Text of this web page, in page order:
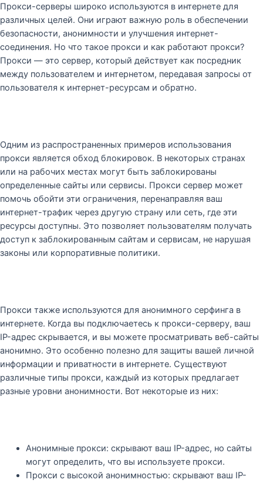
Прокси-серверы широко используются в интернете для
различных целей. Они играют важную роль в обеспечении
безопасности, анонимности и улучшения интернет-
соединения. Но что такое прокси и как работают прокси?
Прокси — это сервер, который действует как посредник
между пользователем и интернетом, передавая запросы от
пользователя к интернет-ресурсам и обратно.
Одним из распространенных примеров использования
прокси является обход блокировок. В некоторых странах
или на рабочих местах могут быть заблокированы
определенные сайты или сервисы. Прокси сервер может
помочь обойти эти ограничения, перенаправляя ваш
интернет-трафик через другую страну или сеть, где эти
ресурсы доступны. Это позволяет пользователям получать
доступ к заблокированным сайтам и сервисам, не нарушая
законы или корпоративные политики.
Прокси также используются для анонимного серфинга в
интернете. Когда вы подключаетесь к прокси-серверу, ваш
IP-адрес скрывается, и вы можете просматривать веб-сайты
анонимно. Это особенно полезно для защиты вашей личной
информации и приватности в интернете. Существуют
различные типы прокси, каждый из которых предлагает
разные уровни анонимности. Вот некоторые из них:
Анонимные прокси: скрывают ваш IP-адрес, но сайты
могут определить, что вы используете прокси.
Прокси с высокой анонимностью: скрывают ваш IP-